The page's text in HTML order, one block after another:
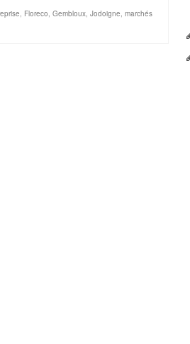
Floreco Gembloux, Jodoigne marchés